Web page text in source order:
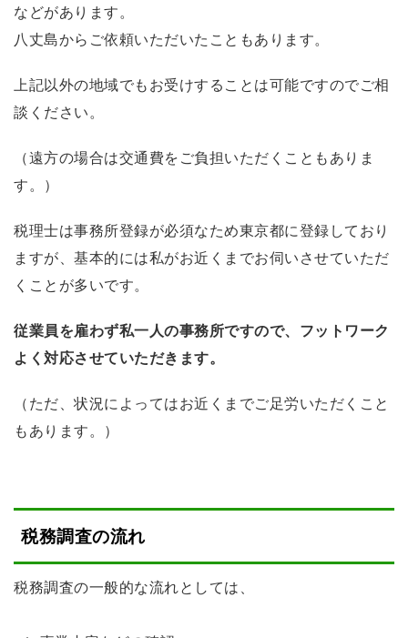
などがあります。
八丈島からご依頼いただいたこともあります。
上記以外の地域でもお受けすることは可能ですのでご相
談ください。
（遠方の場合は交通費をご負担いただくこともありま
す。）
税理士は事務所登録が必須なため東京都に登録しており
ますが、基本的には私がお近くまでお伺いさせていただ
くことが多いです。
従業員を雇わず私一人の事務所ですので、フットワーク
よく対応させていただきます。
（ただ、状況によってはお近くまでご足労いただくこと
もあります。）
税務調査の流れ
税務調査の一般的な流れとしては、